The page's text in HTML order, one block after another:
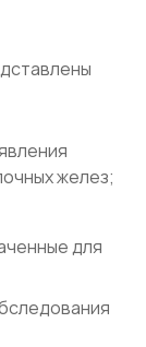
желез;
для